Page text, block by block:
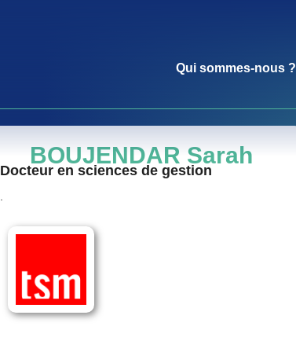
Qui sommes-nous ?
BOUJENDAR Sarah
Docteur en sciences de gestion